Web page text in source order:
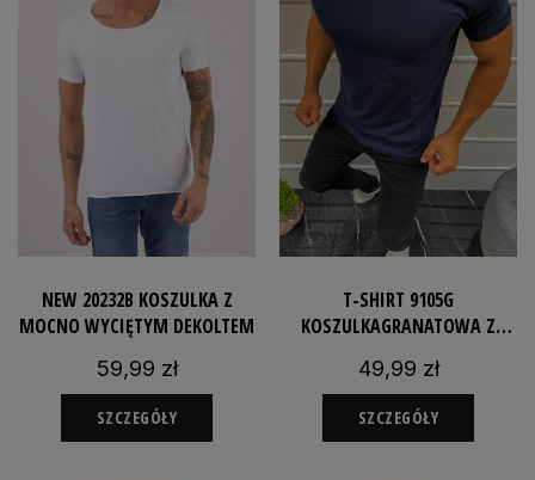
NEW 20232B KOSZULKA Z
MOCNO WYCIĘTYM DEKOLTEM
59,99 zł
SZCZEGÓŁY
T-SHIRT 9105G
KOSZULKAGRANATOWA Z
49,99 zł
SZCZEGÓŁY